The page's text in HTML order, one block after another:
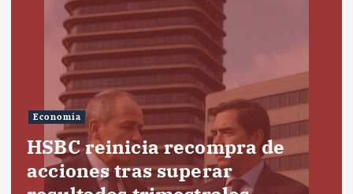
Economía
HSBC reinicia recompra de
acciones tras superar